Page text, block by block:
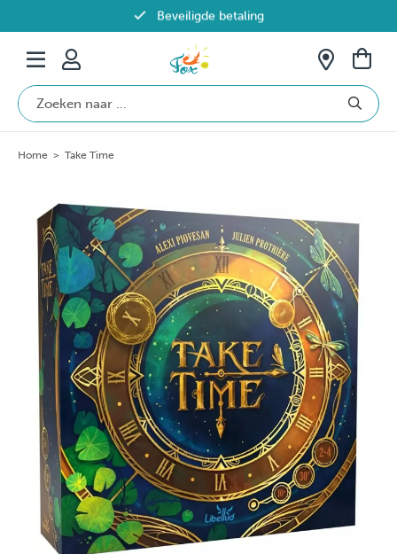
Beveiligde betaling
Gratis verzending vanaf €69 in België
Home > Take Time